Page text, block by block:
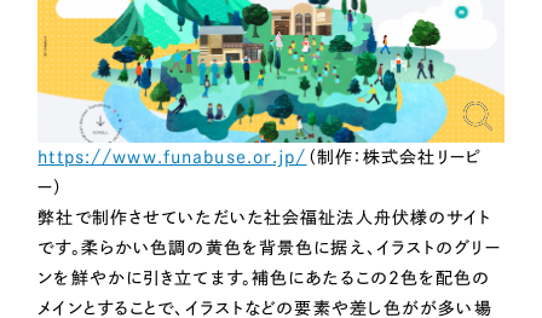
https://www.funabuse.or.jp/ （制作：株式会社リーピ
ー）
弊社で制作させていただいた社会福祉法人舟伏様のサイト
です。柔らかい色調の黄色を背景色に据え、イラストのグリー
ンを鮮やかに引き立てます。補色にあたるこの2色を配色の
メインとすることで、イラストなどの要素や差し色がが多い場